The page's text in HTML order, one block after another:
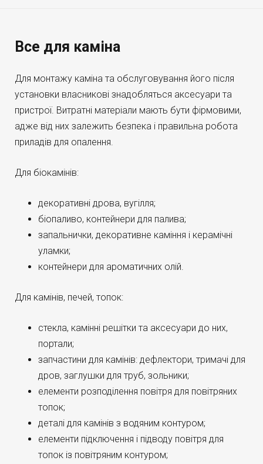
Все для каміна
Для монтажу каміна та обслуговування його після
установки власникові знадобляться аксесуари та
пристрої. Витратні матеріали мають бути фірмовими,
адже від них залежить безпека і правильна робота
приладів для опалення.
Для біокамінів:
декоративні дрова, вугілля;
біопаливо, контейнери для палива;
запальнички, декоративне каміння і керамічні
уламки;
контейнери для ароматичних олій.
Для камінів, печей, топок:
стекла, камінні решітки та аксесуари до них,
портали;
запчастини для камінів: дефлектори, тримачі для
дров, заглушки для труб, зольники;
елементи розподілення повітря для повітряних
топок;
деталі для камінів з водяним контуром;
елементи підключення і підводу повітря для
топок із повітряним контуром;